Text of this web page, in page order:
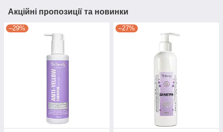
Акційні пропозиції та новинки
–29% –27%